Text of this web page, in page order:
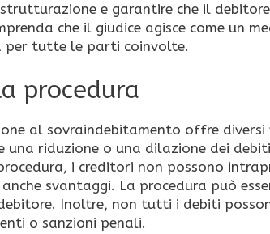
e garantire che il
che il giudice agisce come un
per tutte le parti coinvolte.
procedura
al sovraindebitamento offre diversi
riduzione o una dilazione dei
i creditori non possono
svantaggi. La procedura può
Inoltre, non tutti i debiti
o sanzioni penali.